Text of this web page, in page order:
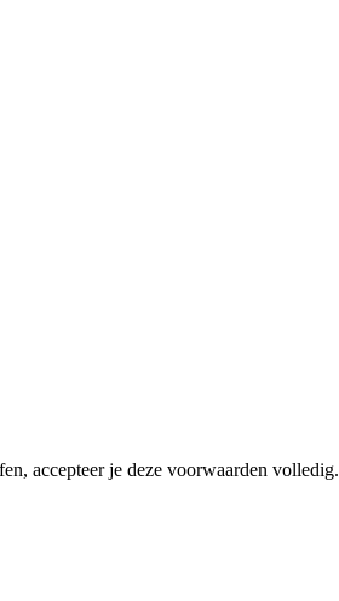
accepteer je deze voorwaarden volledig.